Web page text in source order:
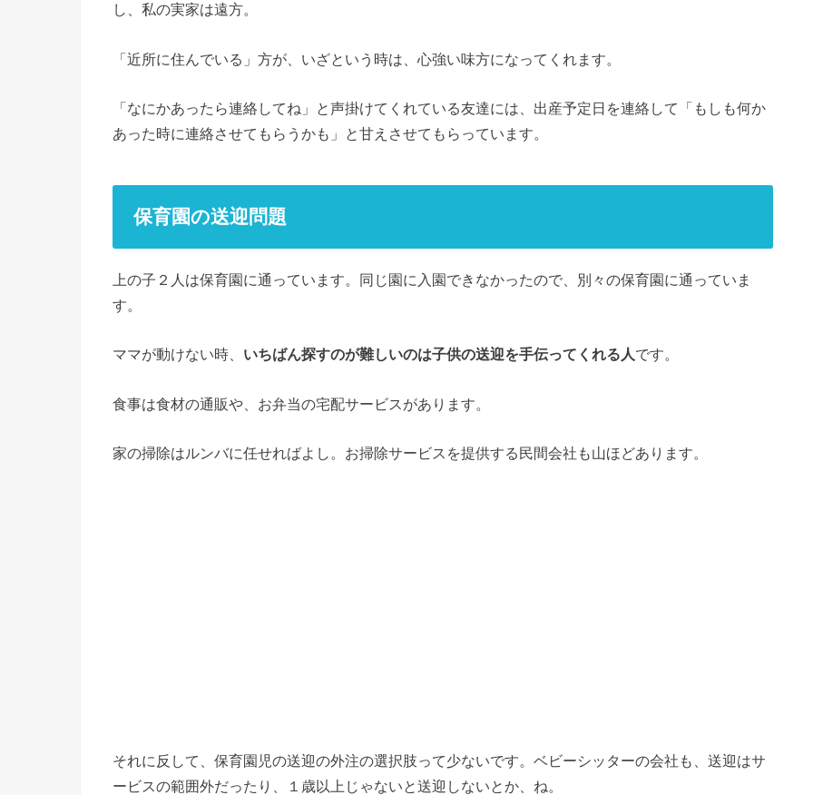
し、私の実家は遠方。
「近所に住んでいる」方が、いざという時は、心強い味方になってくれます。
「なにかあったら連絡してね」と声掛けてくれている友達には、出産予定日を連絡して「もしも何か
あった時に連絡させてもらうかも」と甘えさせてもらっています。
保育園の送迎問題
上の子２人は保育園に通っています。同じ園に入園できなかったので、別々の保育園に通っていま
す。
ママが動けない時、 いちばん探すのが難しいのは子供の送迎を手伝ってくれる人です。
食事は食材の通販や、お弁当の宅配サービスがあります。
家の掃除はルンバに任せればよし。お掃除サービスを提供する民間会社も山ほどあります。
それに反して、保育園児の送迎の外注の選択肢って少ないです。ベビーシッターの会社も、送迎はサ
ービスの範囲外だったり、１歳以上じゃないと送迎しないとか、ね。